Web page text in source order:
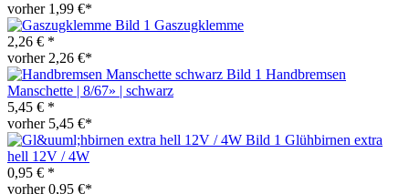
vorher 1,99 €*
Gaszugklemme
2,26 € *
vorher 2,26 €*
Handbremsen
Manschette | 8/67» | schwarz
5,45 € *
vorher 5,45 €*
Glühbirnen extra
hell 12V / 4W
0,95 € *
vorher 0,95 €*